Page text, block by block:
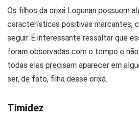
Os filhos da orixá Logunan possuem
características positivas marcantes,
seguir. É interessante ressaltar que
foram observadas com o tempo e
todas elas precisam aparecer em
ser, de fato, filha desse orixá.
Timidez